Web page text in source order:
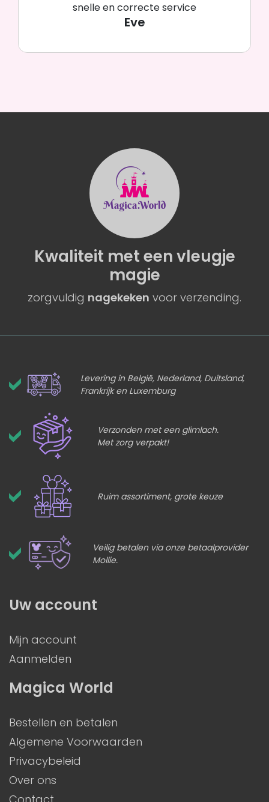
snelle en correcte service
Eve
Kwaliteit met eenvleugje
magie
zorgvuldig nagekeken voor verzending.
Levering in België, Nederland, Duitsland,
Frankrijk en Luxemburg
Verzonden met een glimlach.
Met zorg verpakt!
Ruim assortiment, grote keuze
Veilig betalen via onze betaalprovider
Mollie.
Magica World
Bestellen en betalen
Algemene Voorwaarden
Privacybeleid
Over ons
Uw account
Mijn account
Aanmelden